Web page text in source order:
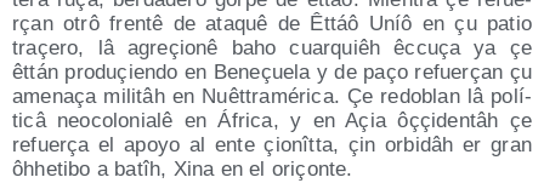
rçan otrô fren­tê de ata­quê de Êttáô Uníô en çu patio
traçe­ro, lâ agreçio­nê baho cuar­quiêh êccuça ya çe
êttán pro­duçien­do en Beneçue­la y de paço refue­rçan çu
ame­naça mili­tâh en Nuêt­tra­mé­ri­ca. Çe redo­blan lâ polí­
ti­câ neo­co­lo­nia­lê en Áfri­ca, y en Açia ôççi­den­tâh çe
refue­rça el apo­yo al ente çio­nît­ta, çin orbi­dâh er gran
ôhhe­ti­bo a batîh, Xina en el oriçonte.